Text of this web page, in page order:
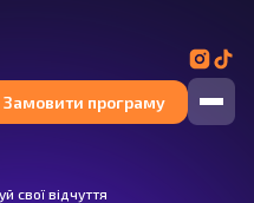
Замовити програму
свої відчуття